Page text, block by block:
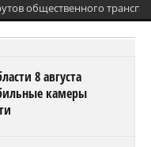
общественного
8 августа
камеры